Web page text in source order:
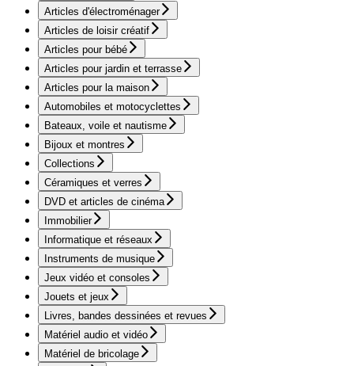
Articles d'électroménager
Articles de loisir créatif
Articles pour bébé
Articles pour jardin et terrasse
Articles pour la maison
Automobiles et motocyclettes
Bateaux, voile et nautisme
Bijoux et montres
Collections
Céramiques et verres
DVD et articles de cinéma
Immobilier
Informatique et réseaux
Instruments de musique
Jeux vidéo et consoles
Jouets et jeux
Livres, bandes dessinées et revues
Matériel audio et vidéo
Matériel de bricolage